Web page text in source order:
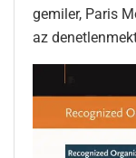
gemiler, Paris
az